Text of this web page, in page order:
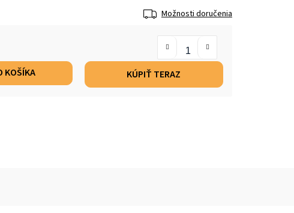
Možnosti doručenia
KOŠÍKA
KÚPIŤ TERAZ